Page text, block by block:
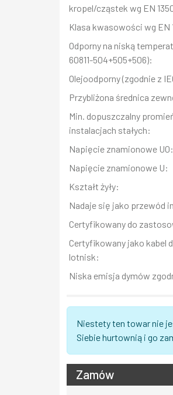
kropel/cząstek wg EN
Klasa kwasowości wg EN
Odporny na niską
60811-504+505+506):
Olejoodporny (zgodnie z
Przybliżona średnica
Min. dopuszczalny
instalacjach stałych:
Napięcie znamionowe U0:
Napięcie znamionowe U:
Kształt żyły:
Nadaje się jako przewód
Certyfikowany do
Certyfikowany jako kabel
lotnisk:
Niska emisja dymów
Niestety ten towar nie
Siebie hurtownią i go
Zamów